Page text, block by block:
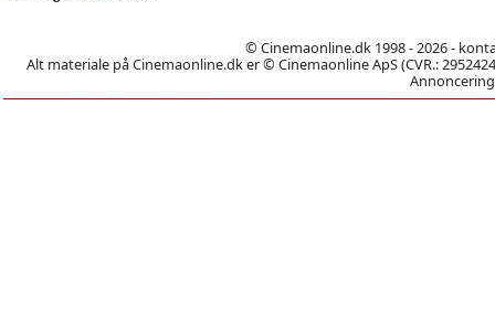
© Cinemaonline.dk 1998 - 2026 -
Alt materiale på Cinemaonline.dk er © Cinemaonline ApS (CVR.: